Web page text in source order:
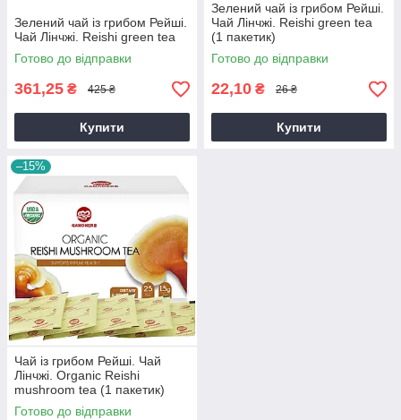
Зелений чай із грибом Рейші.
Чай Лінчжі. Reishi green tea
Готово до відправки
361,25 ₴ 425 ₴
Купити
Зелений чай із грибом Рейші.
Чай Лінчжі. Reishi green tea
(1 пакетик)
Готово до відправки
22,10 ₴ 26 ₴
Купити
–15%
Чай із грибом Рейші. Чай
Лінчжі. Organic Reishi
mushroom tea (1 пакетик)
Готово до відправки